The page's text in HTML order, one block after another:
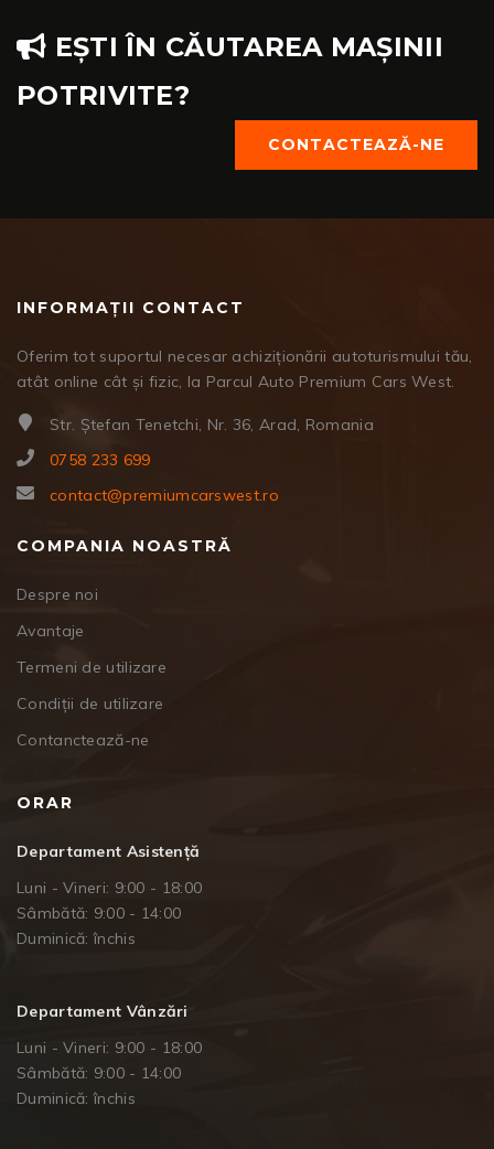
EȘTI ÎN CĂUTAREA MAȘINII
POTRIVITE?
CONTACTEAZĂ-NE
INFORMAȚII CONTACT
Oferim tot suportul necesar achiziționării autoturismului tău,
atât online cât și fizic, la Parcul Auto Premium Cars West.
Str. Ștefan Tenetchi, Nr. 36, Arad, Romania
0758 233 699
contact@premiumcarswest.ro
COMPANIA NOASTRĂ
Despre noi
Avantaje
Termeni de utilizare
Condiții de utilizare
Contanctează-ne
ORAR
Departament Asistență
Luni - Vineri: 9:00 - 18:00
Sâmbătă: 9:00 - 14:00
Duminică: închis
Departament Vânzări
Luni - Vineri: 9:00 - 18:00
Sâmbătă: 9:00 - 14:00
Duminică: închis